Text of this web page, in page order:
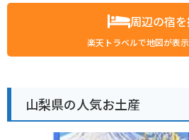
周辺の宿
楽天トラベルで地図が表示
山梨県の人気お土産